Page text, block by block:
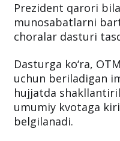
Prezident qarori
munosabatlarni
choralar dasturi
Dasturga ko‘ra,
uchun beriladigan
hujjatda
umumiy kvotaga
belgilanadi.